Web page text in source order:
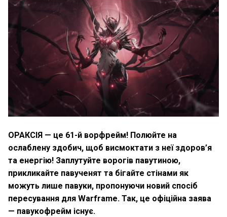
ОРАКСІЯ — це 61-й ворфрейм! Полюйте на
ослаблену здобич, щоб висмоктати з неї здоров’я
та енергію! Заплутуйте ворогів павутиною,
прикликайте павученят та бігайте стінами як
можуть лише павуки, пропонуючи новий спосіб
пересування для Warframe. Так, це офіційна заява
— павукофрейм існує.